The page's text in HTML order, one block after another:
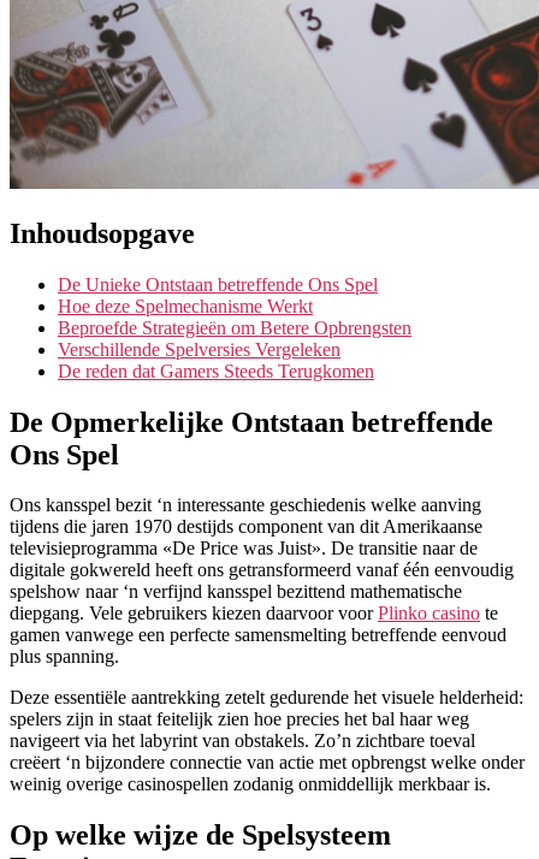
Inhoudsopgave
De Unieke Ontstaan betreffende Ons Spel
Hoe deze Spelmechanisme Werkt
Beproefde Strategieën om Betere Opbrengsten
Verschillende Spelversies Vergeleken
De reden dat Gamers Steeds Terugkomen
De Opmerkelijke Ontstaan betreffende
Ons Spel
Ons kansspel bezit ‘n interessante geschiedenis welke aanving
tijdens die jaren 1970 destijds component van dit Amerikaanse
televisieprogramma «De Price was Juist». De transitie naar de
digitale gokwereld heeft ons getransformeerd vanaf één eenvoudig
spelshow naar ‘n verfijnd kansspel bezittend mathematische
diepgang. Vele gebruikers kiezen daarvoor voorPlinko casino te
gamen vanwege een perfecte samensmelting betreffende eenvoud
plus spanning.
Deze essentiële aantrekking zetelt gedurende het visuele helderheid:
spelers zijn in staat feitelijk zien hoe precies het bal haar weg
navigeert via het labyrint van obstakels. Zo’n zichtbare toeval
creëert ‘n bijzondere connectie van actie met opbrengst welke onder
weinig overige casinospellen zodanig onmiddellijk merkbaar is.
Op welke wijze de Spelsysteem